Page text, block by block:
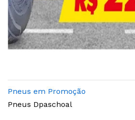
Pneus em Promoção
Pneus Dpaschoal